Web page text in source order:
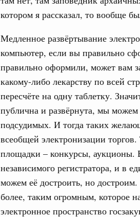
котором я рассказал, то вообще
Медленное развёртывание
компьютер, если вы правильно
правильно оформили, может вам
какому-либо лекарству по всей
пересчёте на одну таблетку.
публична и развёрнута, мы
подсудимых. И тогда таких
всеобщей электронизации
площадки – конкурсы, аукционы.
независимого регистратора, и в
можем её достроить, но
более, таким огромным, которое
электронное пространство